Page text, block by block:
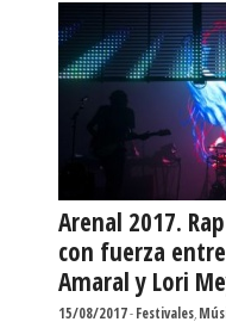
Arenal 2017.
con fuerza
Amaral y Lori
15/08/2017-Festivales,